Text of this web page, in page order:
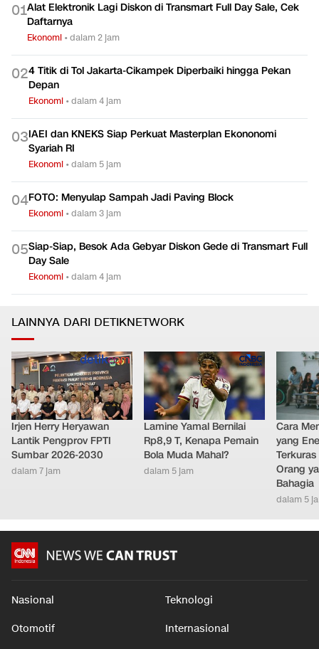
01Alat Elektronik Lagi Diskon di Transmart Full Day Sale, Cek
Daftarnya
Ekonomi •dalam 2 jam
024 Titik di Tol Jakarta-Cikampek Diperbaiki hingga Pekan
Depan
Ekonomi •dalam 4 jam
03IAEI dan KNEKS Siap Perkuat Masterplan Ekononomi
Syariah RI
Ekonomi •dalam 5 jam
04FOTO: Menyulap Sampah Jadi Paving Block
Ekonomi •dalam 3 jam
05Siap-Siap, Besok Ada Gebyar Diskon Gede di Transmart Full
Day Sale
Ekonomi •dalam 4 jam
LAINNYA DARI DETIKNETWORK
Irjen Herry Heryawan
Lantik Pengprov FPTI
Sumbar 2026-2030
dalam 7 jam
Lamine Yamal Bernilai
Rp8,9 T, Kenapa Pemain
Bola Muda Mahal?
dalam 5 jam
Cara
yang
Orang
Bahagia
dalam 5
Nasional Teknologi
Otomotif Internasional